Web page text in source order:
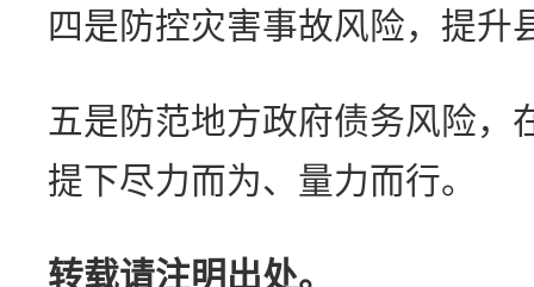
四是防控灾害事故风险，提升
五是防范地方政府债务风险，
提下尽力而为、量力而行。
转载请注明出处。